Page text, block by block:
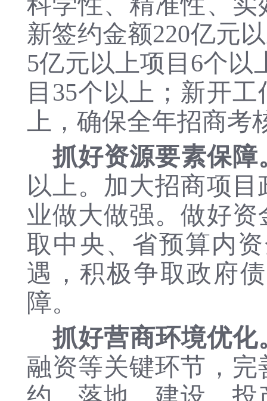
新签约金额220亿元
5亿元以上项目6个以
目35个以上；新开
上，确保全年招商考
抓好资源要素保障
以上。加大招商项
业做大做强。做好
取中央、省预算内
遇，积极争取政府
障。
抓好营商环境优化
融资等关键环节，